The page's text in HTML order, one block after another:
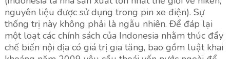
nguyên liệu được sử dụng trong pin xe điện). Sự
thống trị này không phải là ngẫu nhiên. Để đáp lại
một loạt các chính sách của Indonesia nhằm thúc đẩy
chế biến nội địa có giá trị gia tăng, bao gồm luật khai